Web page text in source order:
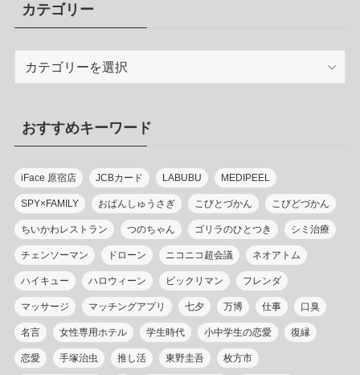
カテゴリー
リ
ー
おすすめキーワード
iFace 原宿店 JCBカード LABUBU MEDIPEEL
SPY×FAMILY おぱんしゅうさぎ こびとづかん こびどづかん
ちいかわレストラン つのちゃん ゴリラのひとつき シミ治療
チェンソーマン ドローン ニコニコ超会議 ネオアトム
ハイキュー ハロウィーン ビックリマン フレンダ
マッサージ マッチングアプリ 七夕 万博 仕事 口臭
名言 女性専用ホテル 学生時代 小中学生の恋愛 復縁
恋愛 手塚治虫 推し活 東野圭吾 枚方市